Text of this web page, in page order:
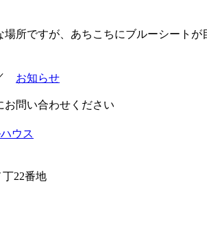
所ですが、あちこちにブルーシートが
お知らせ
お問い合わせください
ウス
22番地